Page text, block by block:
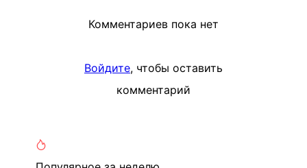
Комментариев пока нет
Войдите, чтобы оставить
комментарий